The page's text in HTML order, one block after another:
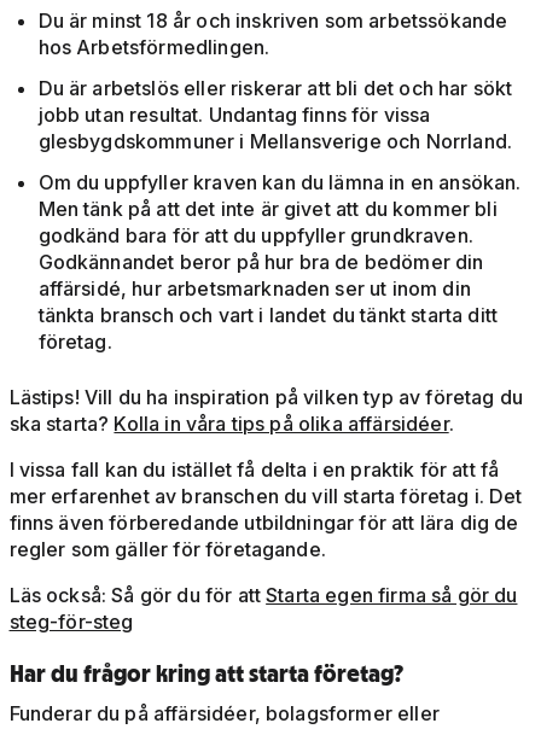
Du är minst 18 år och inskriven som arbetssökande
hos Arbetsförmedlingen.
Du är arbetslös eller riskerar att bli det och har sökt
jobb utan resultat. Undantag finns för vissa
glesbygdskommuner i Mellansverige och Norrland.
Om du uppfyller kraven kan du lämna in en ansökan.
Men tänk på att det inte är givet att du kommer bli
godkänd bara för att du uppfyller grundkraven.
Godkännandet beror på hur bra de bedömer din
affärsidé, hur arbetsmarknaden ser ut inom din
tänkta bransch och vart i landet du tänkt starta ditt
företag.
Lästips! Vill du ha inspiration på vilken typ av företag du
ska starta? Kolla in våra tips på olika affärsidéer.
I vissa fall kan du istället få delta i en praktik för att få
mer erfarenhet av branschen du vill starta företag i. Det
finns även förberedande utbildningar för att lära dig de
regler som gäller för företagande.
Läs också: Så gör du för attStarta egen firma så gör du
steg-för-steg
Har du frågor kring att starta företag?
Funderar du på affärsidéer, bolagsformer eller